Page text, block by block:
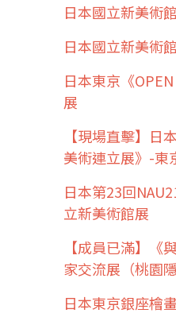
日本國立新美術
日本國立新美術
日本東京《
展
【現場直擊】日
美術連立展》-東
日本第23回
立新美術館展
【成員已滿】《
家交流展（桃園
日本東京銀座檜